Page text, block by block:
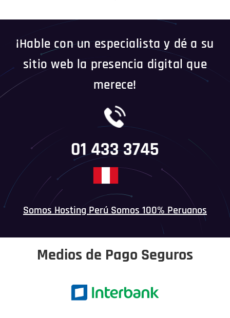
¡Hable con un especialista y dé a su
sitio web la presencia digital que
merece!
01 433 3745
Somos Hosting Perú Somos 100% Peruanos
Medios de Pago Seguros